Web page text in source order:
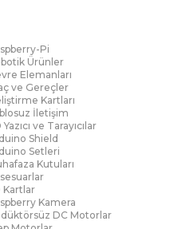
Pi
Ürünler
Elemanları
ve Gereçler
Kartları
İletişim
Yazıcı ve Tarayıcılar
Shield
Setleri
Kutuları
Kartlar
Kamera
DC Motorlar